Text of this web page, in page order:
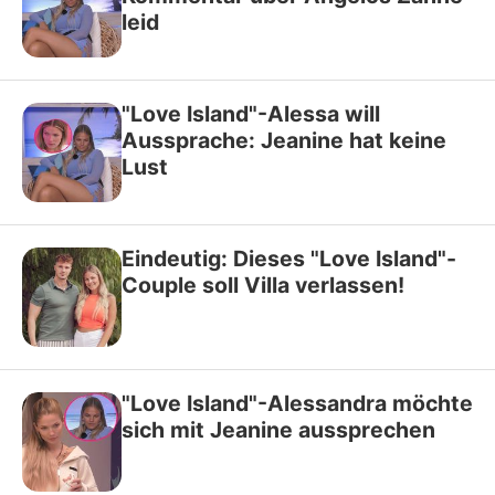
leid
"Love Island"-Alessa will
Aussprache: Jeanine hat keine
Lust
Eindeutig: Dieses "Love Island"-
Couple soll Villa verlassen!
"Love Island"-Alessandra möchte
sich mit Jeanine aussprechen